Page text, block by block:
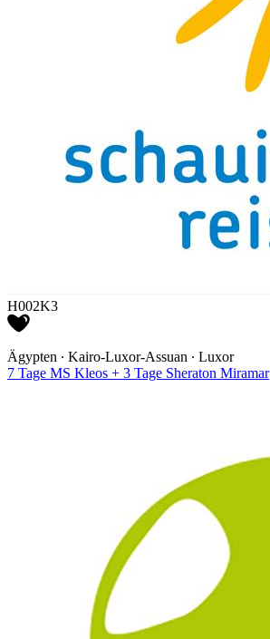
H002K3
Ägypten ∙ Kairo-Luxor-Assuan ∙ Luxor
7 Tage MS Kleos + 3 Tage Sheraton Miramar